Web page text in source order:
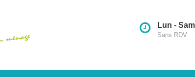
Lun -
Sans RDV